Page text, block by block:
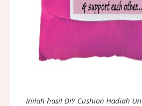
Inilah hasil DIY Cushion Hadiah